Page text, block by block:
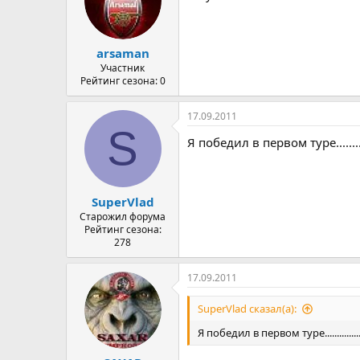
arsaman
Участник
Рейтинг сезона: 0
S
SuperVlad
Старожил форума
Рейтинг сезона:
278
17.09.2011
Я победил в первом
17.09.2011
SuperVlad сказал(а):
Я победил в первом